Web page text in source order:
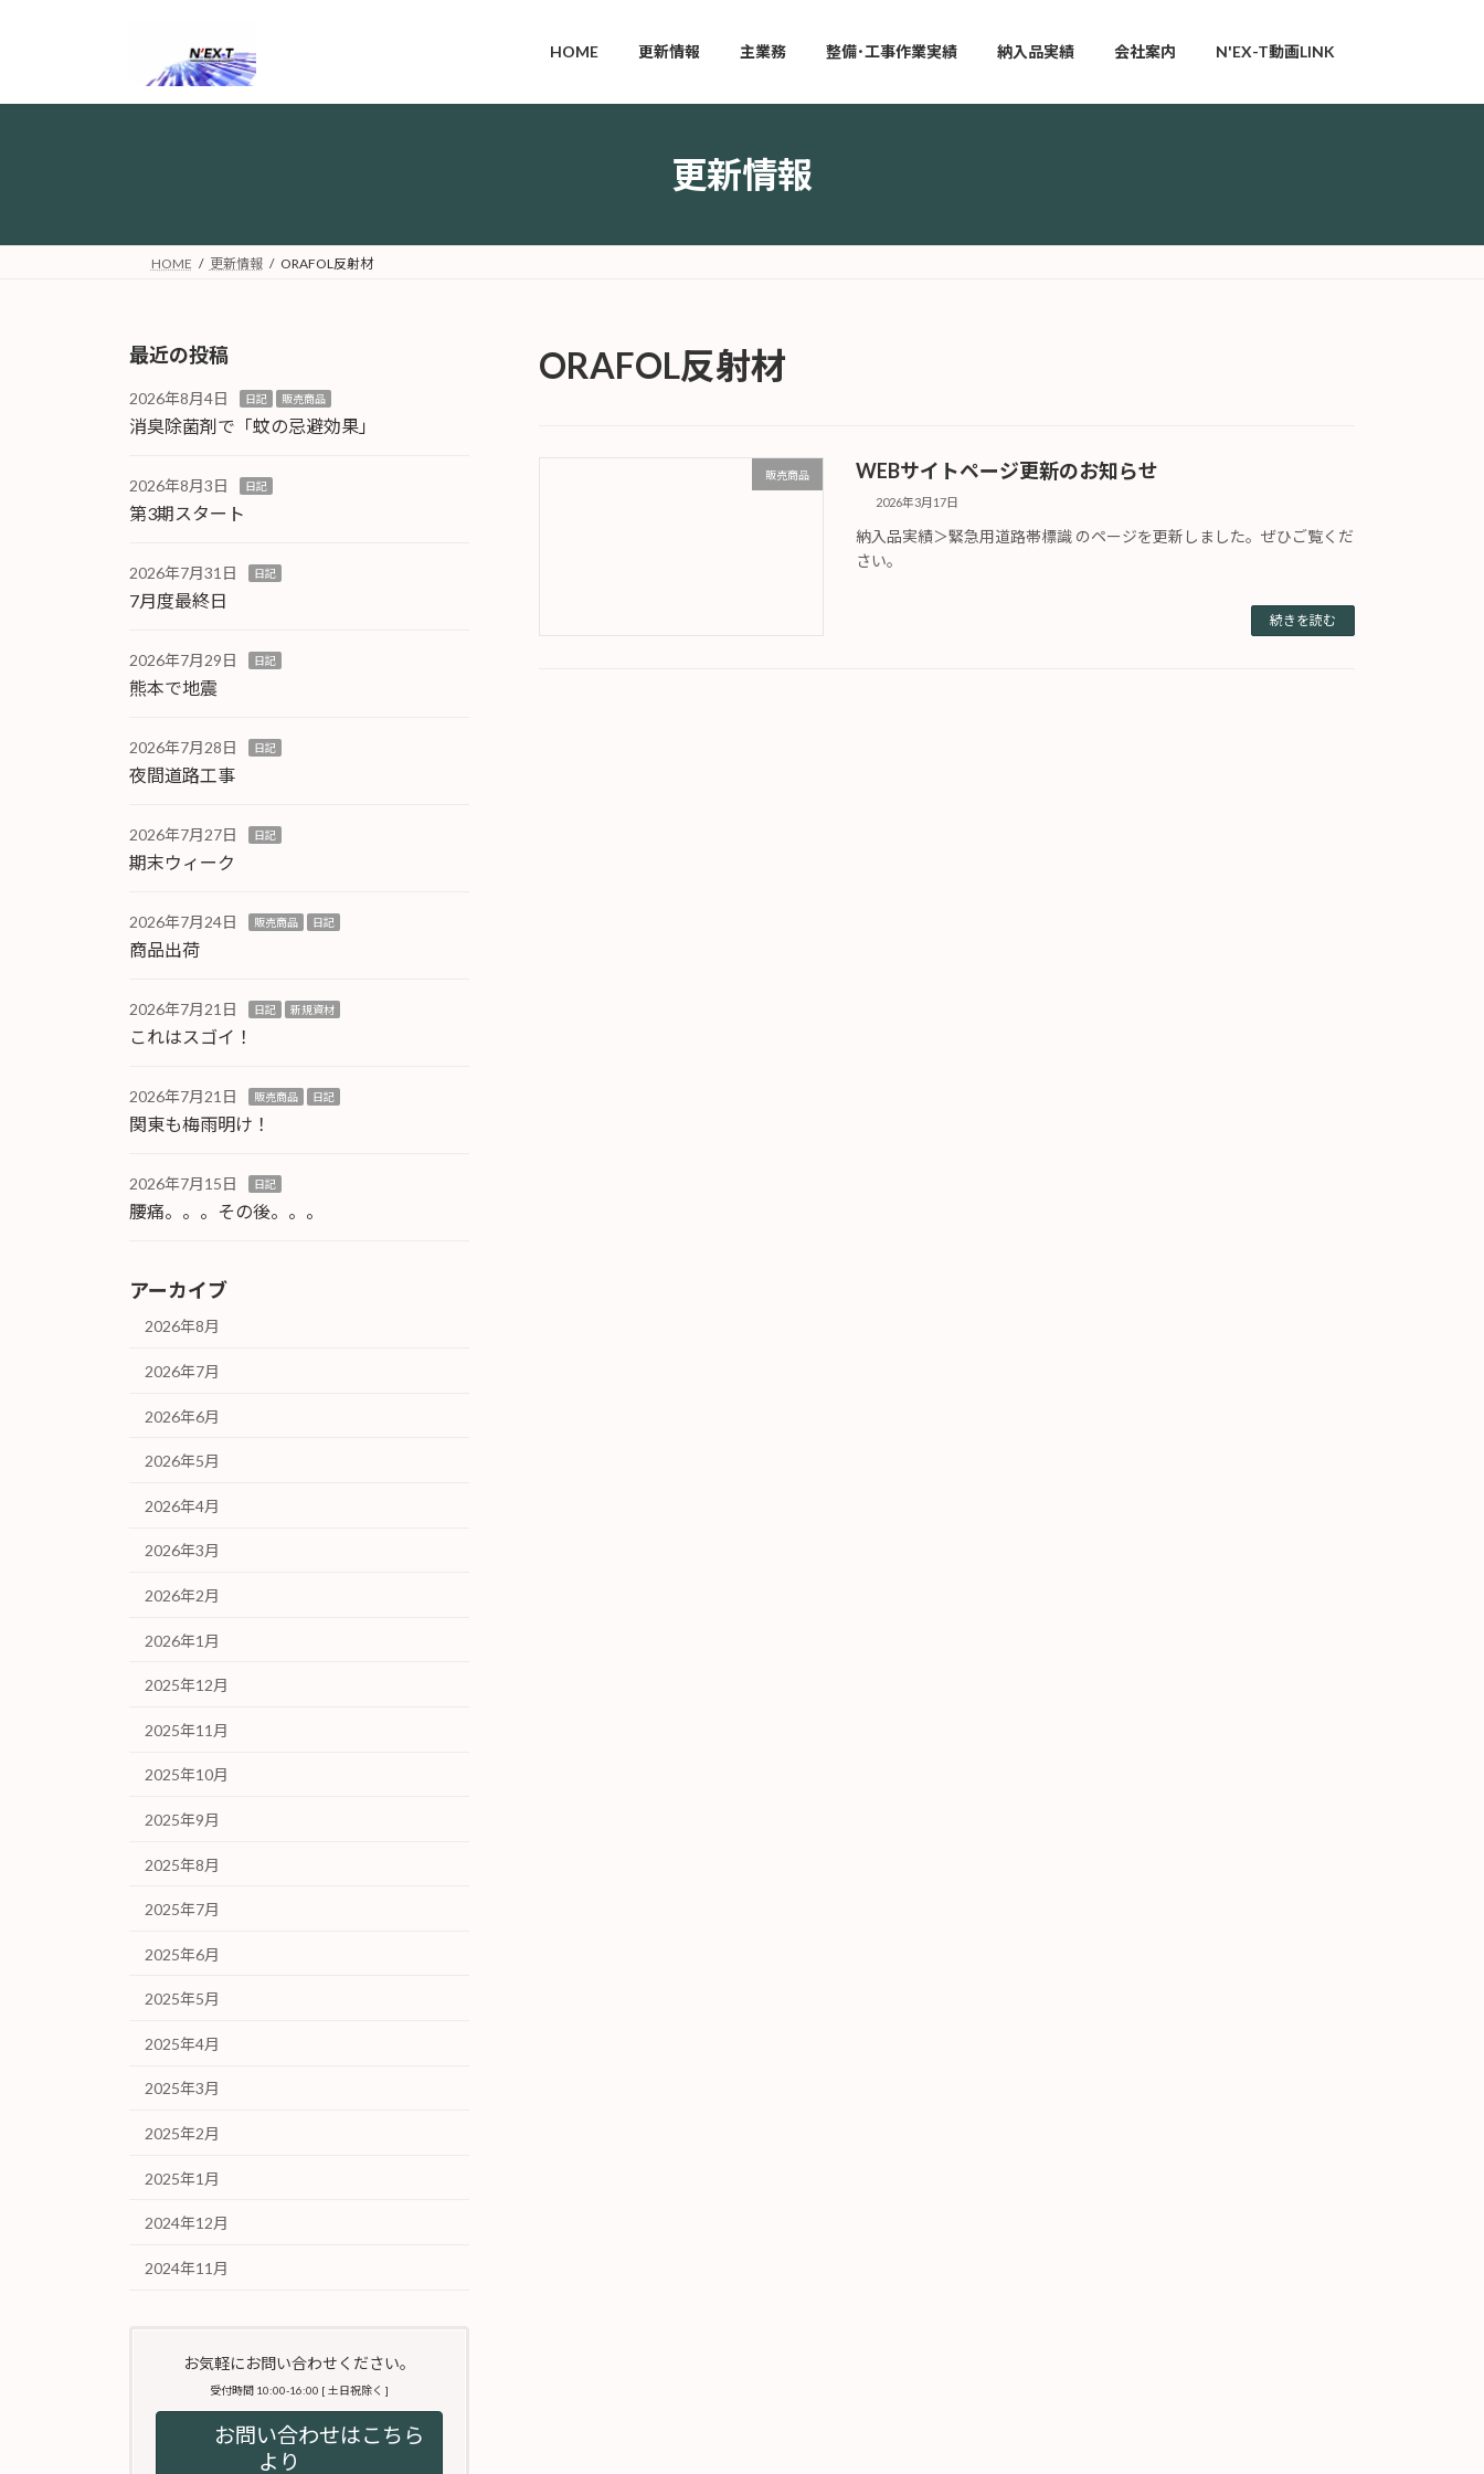
プ
動
HOME 更新情報 主業務 整備･工事作業実績 納入品実績 会社案内 N'EX-T動画LINK
更新情報
HOME 更新情報 ORAFOL反射材
ORAFOL反射材
販売商品 WEBサイトページ更新のお知らせ
2026年3月17日
納入品実績＞緊急用道路帯標識 のページを更新しました。ぜひご覧くだ
さい。
続きを読む
最近の投稿
2026年8月4日 日記 販売商品
消臭除菌剤で「蚊の忌避効果」
2026年8月3日 日記
第3期スタート
2026年7月31日 日記
7月度最終日
2026年7月29日 日記
熊本で地震
2026年7月28日 日記
夜間道路工事
2026年7月27日 日記
期末ウィーク
2026年7月24日 販売商品 日記
商品出荷
2026年7月21日 日記 新規資材
これはスゴイ！
2026年7月21日 販売商品 日記
関東も梅雨明け！
2026年7月15日 日記
腰痛。。。その後。。。
アーカイブ
2026年8月
2026年7月
2026年6月
2026年5月
2026年4月
2026年3月
2026年2月
2026年1月
2025年12月
2025年11月
2025年10月
2025年9月
2025年8月
2025年7月
2025年6月
2025年5月
2025年4月
2025年3月
2025年2月
2025年1月
2024年12月
2024年11月
お気軽にお問い合わせください。
受付時間 10:00-16:00 [ 土日祝除く ]
お問い合わせはこちら
より